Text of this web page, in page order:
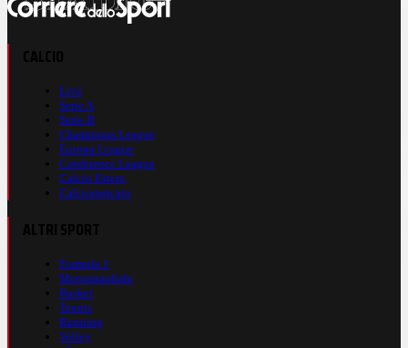
Live
Serie A
Serie B
Champions League
Europa League
Conference League
Calcio Estero
Calciomercato
Formula 1
Motomondiale
Basket
Tennis
Running
Volley